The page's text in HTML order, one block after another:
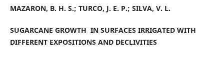
MAZARON, B. H. S.; TURCO, J. E. P.; SILVA, V. L.
SUGARCANE GROWTH IN SURFACES IRRIGATED WITH
DIFFERENT EXPOSITIONS AND DECLIVITIES